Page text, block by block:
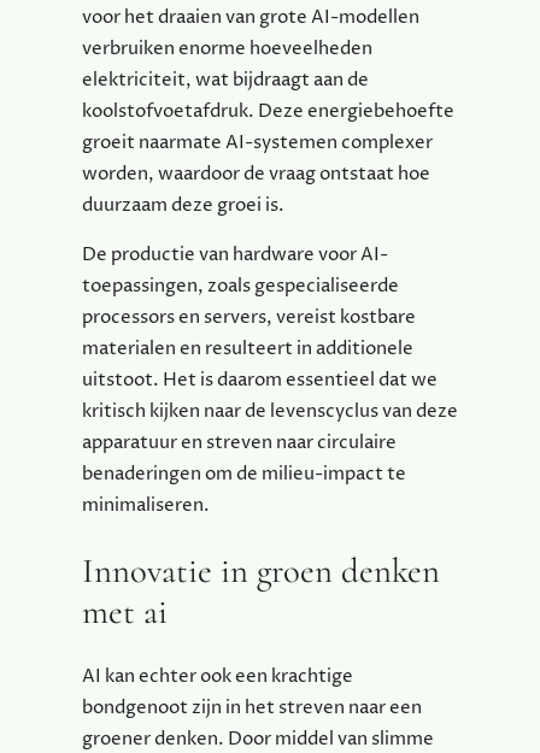
voor het draaien van grote AI-modellen
verbruiken enorme hoeveelheden
elektriciteit, wat bijdraagt aan de
koolstofvoetafdruk. Deze energiebehoefte
groeit naarmate AI-systemen complexer
worden, waardoor de vraag ontstaat hoe
duurzaam deze groei is.
De productie van hardware voor AI-
toepassingen, zoals gespecialiseerde
processors en servers, vereist kostbare
materialen en resulteert in additionele
uitstoot. Het is daarom essentieel dat we
kritisch kijken naar de levenscyclus van deze
apparatuur en streven naar circulaire
benaderingen om de milieu-impact te
minimaliseren.
Innovatie in groen denken
met ai
AI kan echter ook een krachtige
bondgenoot zijn in het streven naar een
groener denken. Door middel van slimme